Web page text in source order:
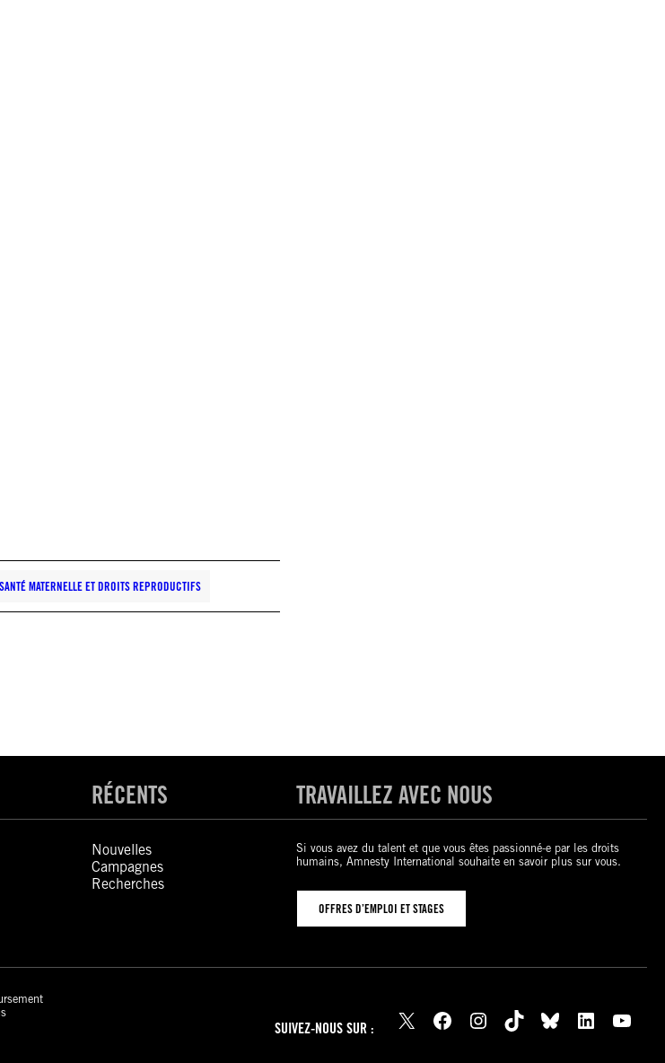
SANTÉ MATERNELLE ET DROITS REPRODUCTIFS
RÉCENTS
Nouvelles
Campagnes
Recherches
TRAVAILLEZ AVEC NOUS
Si vous avez du talent et que vous êtes passionné-e par les droits
humains, Amnesty International souhaite en savoir plus sur vous.
OFFRES D’EMPLOI ET STAGES
SUIVEZ-NOUS SUR : X Facebook Instagram TikTok Bluesky LinkedIn YouTube